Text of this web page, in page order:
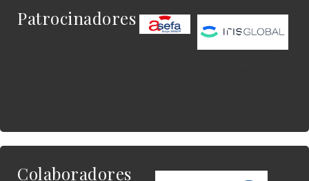
Patrocinadores
Colaboradores